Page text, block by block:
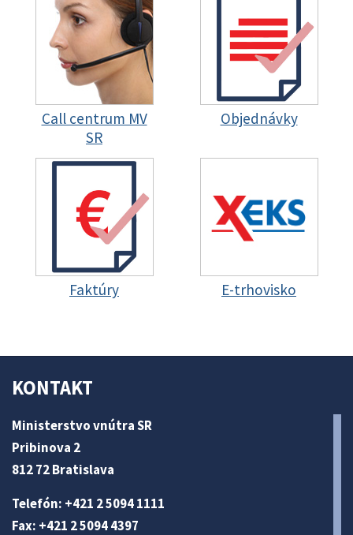
Call centrum MV
SR
Objednávky
Faktúry E-trhovisko
KONTAKT
Ministerstvo vnútra SR
Pribinova 2
812 72 Bratislava
Telefón: +421 2 5094 1111
Fax: +421 2 5094 4397